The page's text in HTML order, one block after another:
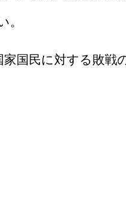
国民に対する敗戦